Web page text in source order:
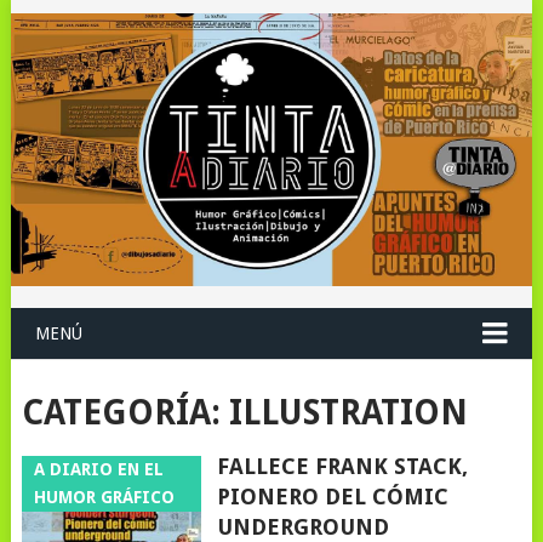
MENÚ
CATEGORÍA: ILLUSTRATION
A DIARIO EN EL
HUMOR GRÁFICO
FALLECE FRANK STACK,
PIONERO DEL CÓMIC
UNDERGROUND